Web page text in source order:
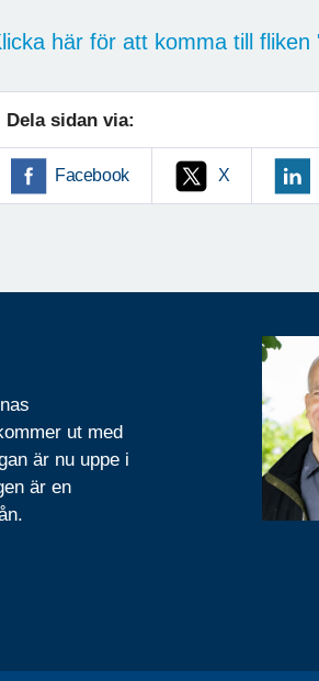
här för att komma till
Dela sidan via:
Facebook X
ut med
är nu uppe i
är en